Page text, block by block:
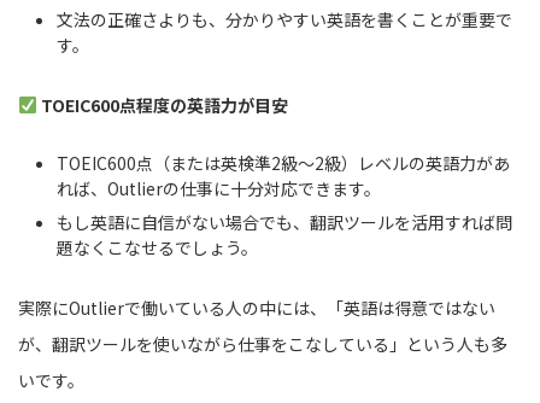
文法の正確さよりも、分かりやすい英語を書くことが重要で
す。
TOEIC600点程度の英語力が目安
TOEIC600点（または英検準2級〜2級）レベルの英語力があ
れば、Outlierの仕事に十分対応できます。
もし英語に自信がない場合でも、翻訳ツールを活用すれば問
題なくこなせるでしょう。
実際にOutlierで働いている人の中には、「英語は得意ではない
が、翻訳ツールを使いながら仕事をこなしている」という人も多
いです。